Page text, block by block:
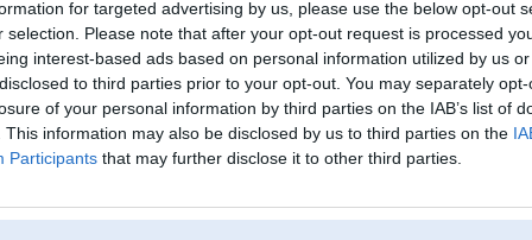
for targeted advertising by us, please use the below opt-out
selection. Please note that after your opt-out request is processed
interest-based ads based on personal information utilized by us
to third parties prior to your opt-out. You may separately
of your personal information by third parties on the IAB’s list of
This information may also be disclosed by us to third parties on the
Participants that may further disclose it to other third parties.
Pēdējo reizi manīts: 08. Aug 2010, 12:16
Lietotājvārds:
bashmakk
Pilsēta:
Ogre
Braucu ar:
katafalku
Ziņojumi forumā:
32